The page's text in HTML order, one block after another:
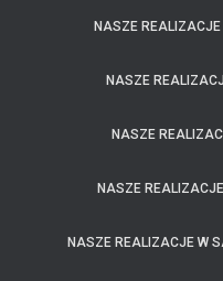
NASZE REALIZACJE
NASZE
NASZE
NASZE
NASZE REALIZACJE W